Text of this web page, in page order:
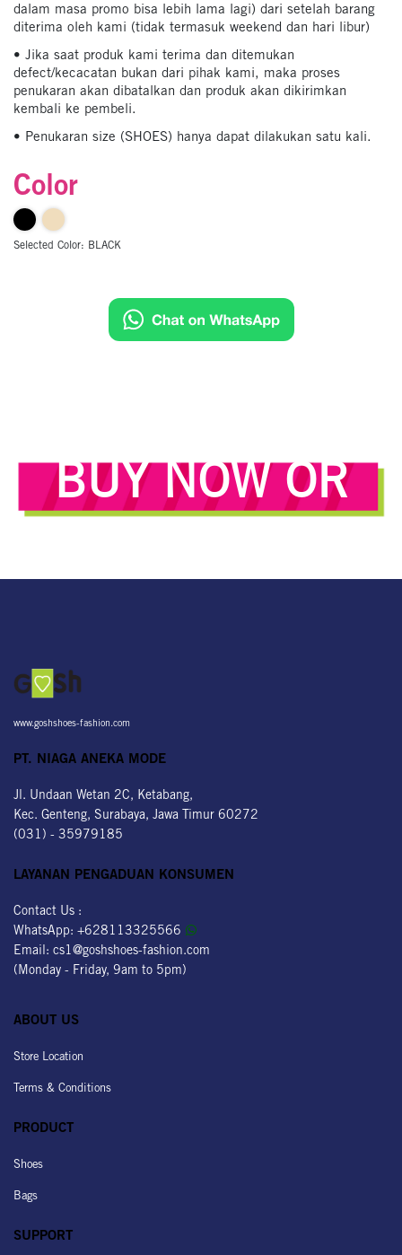
dalam masa promo bisa lebih lama lagi) dari setelah barang
diterima oleh kami (tidak termasuk weekend dan hari libur)
• Jika saat produk kami terima dan ditemukan
defect/kecacatan bukan dari pihak kami, maka proses
penukaran akan dibatalkan dan produk akan dikirimkan
kembali ke pembeli.
• Penukaran size (SHOES) hanya dapat dilakukan satu kali.
Color
Selected Color: BLACK
BUY NOW OR
www.goshshoes-fashion.com
PT. NIAGA ANEKA MODE
Jl. Undaan Wetan 2C, Ketabang,
Kec. Genteng, Surabaya, Jawa Timur 60272
(031) - 35979185
LAYANAN PENGADUAN KONSUMEN
Contact Us :
WhatsApp: +628113325566
Email: cs1@goshshoes-fashion.com
(Monday - Friday, 9am to 5pm)
ABOUT US
Store Location
Terms & Conditions
PRODUCT
Shoes
Bags
SUPPORT